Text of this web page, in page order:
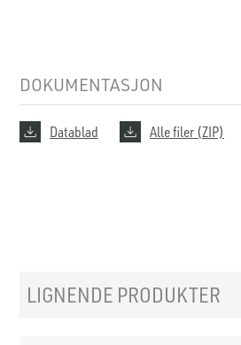
DOKUMENTASJON
Datablad Alle filer (ZIP)
LIGNENDE PRODUKTER